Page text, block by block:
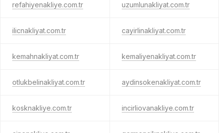
refahiyenakliye.com.tr uzumlunakliyat.com.tr
ilicnakliyat.com.tr cayirlinakliyat.com.tr
kemahnakliyat.com.tr kemaliyenakliyat.com.tr
otlukbelinakliyat.com.tr aydinsokenakliyat.com.tr
kosknakliye.com.tr incirliovanakliye.com.tr